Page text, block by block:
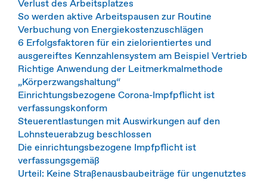
Verlust des Arbeitsplatzes
So werden aktive Arbeitspausen zur Routine
Verbuchung von Energiekostenzuschlägen
6 Erfolgsfaktoren für ein zielorientiertes und
ausgereiftes Kennzahlensystem am Beispiel Vertrieb
Richtige Anwendung der Leitmerkmalmethode
„Körperzwangshaltung“
Einrichtungsbezogene Corona-Impfpflicht ist
verfassungskonform
Steuerentlastungen mit Auswirkungen auf den
Lohnsteuerabzug beschlossen
Die einrichtungsbezogene Impfpflicht ist
verfassungsgemäß
Urteil: Keine Straßenausbaubeiträge für ungenutztes